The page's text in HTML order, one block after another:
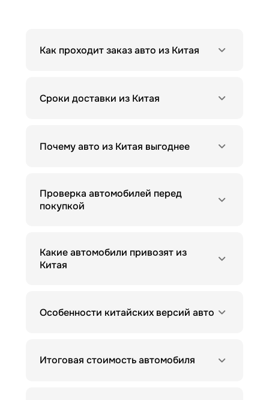
Как проходит заказ авто из Китая
Сроки доставки из Китая
Почему авто из Китая выгоднее
Проверка автомобилей перед
покупкой
Какие автомобили привозят из
Китая
Особенности китайских версий авто
Итоговая стоимость автомобиля